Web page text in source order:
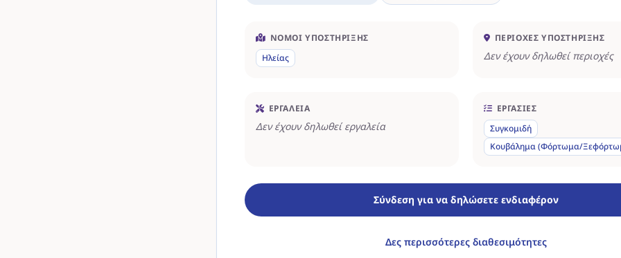
ΝΟΜΟΊ ΥΠΟΣΤΉΡΙΞΗΣ
Ηλείας
ΠΕΡΙΟΧΈΣ ΥΠΟΣΤΉΡΙΞΗΣ
Δεν έχουν δηλωθεί περιοχές
ΕΡΓΑΛΕΊΑ
Δεν έχουν δηλωθεί εργαλεία
ΕΡΓΑΣΊΕΣ
Συγκομιδή
Κουβάλημα (Φόρτωμα/
Σύνδεση για να δηλώσετε ενδιαφέρον
Δες περισσότερες διαθεσιμότητες